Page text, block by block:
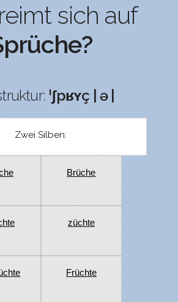
sich auf
ˈʃpʁʏç | ə |
Zwei Silben:
Brüche
züchte
Früchte